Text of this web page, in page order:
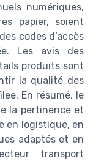
numériques,
papier, soient
codes d’accès
Les avis des
produits sont
la qualité des
En résumé, le
la pertinence et
en logistique, en
adaptés et en
transport